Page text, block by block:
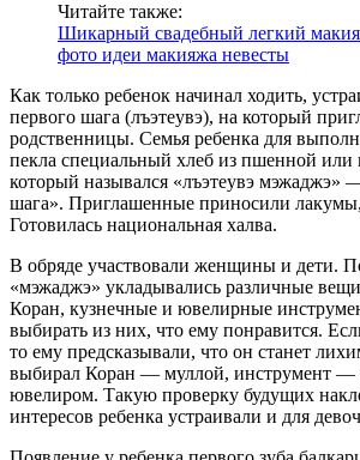
Читайте также:
Шикарный свадебный легкий
фото идеи макияжа невесты
Как только ребенок начинал ходить,
первого шага (лъэтеувэ), на который
родственницы. Семья ребенка для
пекла специальный хлеб из пшенной или
который назывался «лъэтеувэ мэжаджэ»
шага». Приглашенные приносили
Готовилась национальная халва.
В обряде участвовали женщины и дети.
«мэжаджэ» укладывались различные
Коран, кузнечные и ювелирные
выбирать из них, что ему понравится.
то ему предсказывали, что он станет
выбирал Коран — муллой, инструмент —
ювелиром. Такую проверку будущих
интересов ребенка устраивали и для